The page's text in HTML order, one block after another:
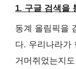
1. 구글 검색을
동계 올림픽을
다. 우리나라가
거머쥐었는지